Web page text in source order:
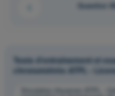
Question
Tests d'entraînement et
chronométrés ATPL -
Simulation d'examen ATPL -